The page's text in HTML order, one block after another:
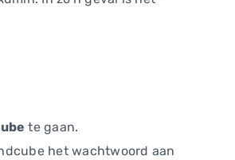
te gaan.
het wachtwoord aan